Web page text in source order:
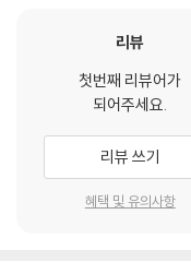
리뷰
첫번째 리뷰어가
되어주세요.
리뷰 쓰기
혜택 및 유의사항